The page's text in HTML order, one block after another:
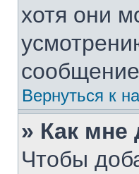
хотя они
Вернуться к
» Как мне
Чтобы